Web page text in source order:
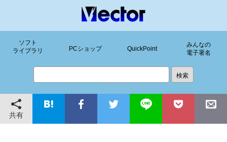
ソフト
ライブラリ
PCショップ QuickPoint
みんなの
電子署名
共有